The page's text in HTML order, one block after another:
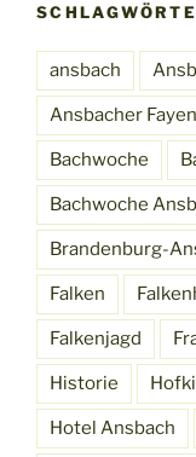
ansbach
Ansbacher
Bachwoche
Bachwoche
Brandenburg-
Falken
Falkenjagd
Historie
Hotel Ansbach